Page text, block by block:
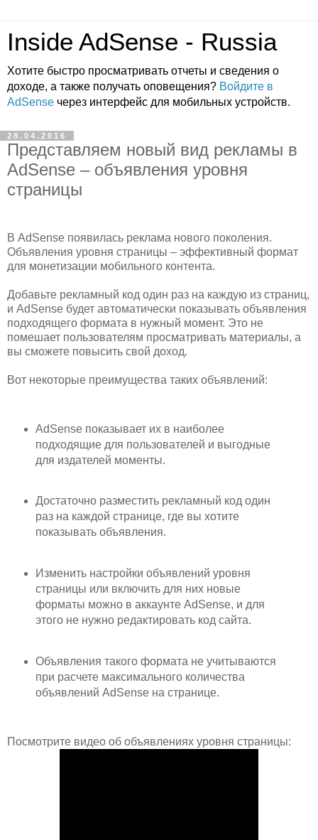
Inside AdSense - Russia
Хотите быстро просматривать отчеты и сведения о
доходе, а также получать оповещения? Войдите в
AdSense через интерфейс для мобильных устройств.
28.04.2016
Представляем новый вид рекламы в
AdSense – объявления уровня
страницы
В AdSense появилась реклама нового поколения.
Объявления уровня страницы – эффективный формат
для монетизации мобильного контента.
Добавьте рекламный код один раз на каждую из страниц,
и AdSense будет автоматически показывать объявления
подходящего формата в нужный момент. Это не
помешает пользователям просматривать материалы, а
вы сможете повысить свой доход.
Вот некоторые преимущества таких объявлений:
AdSense показывает их в наиболее
подходящие для пользователей и выгодные
для издателей моменты.
Достаточно разместить рекламный код один
раз на каждой странице, где вы хотите
показывать объявления.
Изменить настройки объявлений уровня
страницы или включить для них новые
форматы можно в аккаунте AdSense, и для
этого не нужно редактировать код сайта.
Объявления такого формата не учитываются
при расчете максимального количества
объявлений AdSense на странице.
Посмотрите видео об объявлениях уровня страницы: